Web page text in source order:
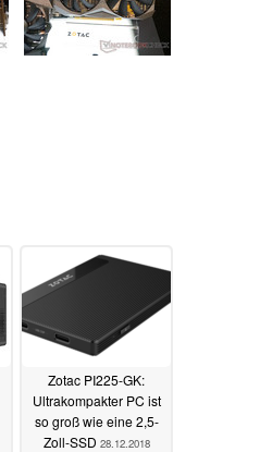
Zotac PI225-GK:
Ultrakompakter PC ist
so groß wie eine 2,5-
Zoll-SSD 28.12.2018